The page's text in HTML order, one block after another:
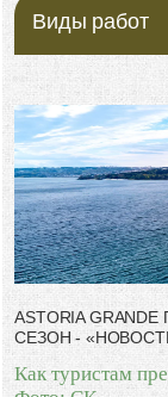
Виды работ
ASTORIA
СЕЗОН -
Как туристам